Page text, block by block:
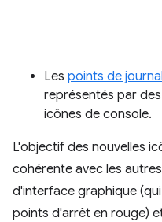
Les points de
représentés par
icônes de console.
L'objectif des nouvelles
cohérente avec les
d'interface graphique
points d'arrêt en rouge)